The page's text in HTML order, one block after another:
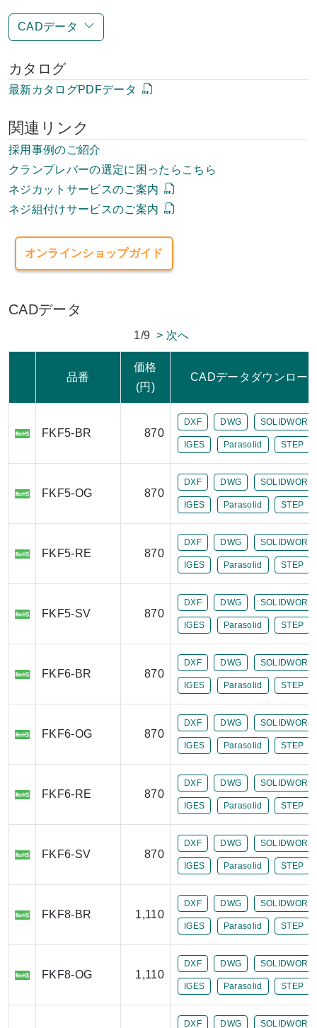
CADデータ
カタログ
最新カタログPDFデータ
関連リンク
採用事例のご紹介
クランプレバーの選定に困ったらこちら
ネジカットサービスのご案内
ネジ組付けサービスのご案内
オンラインショップガイド
CADデータ
1/9 > 次へ
品番
価格
(円)
CADデータダウンロー
FKF5-BR 870
DXF DWG
IGES Parasolid STEP
FKF5-OG 870
DXF DWG
IGES Parasolid STEP
FKF5-RE 870
DXF DWG
IGES Parasolid STEP
FKF5-SV 870
DXF DWG
IGES Parasolid STEP
FKF6-BR 870
DXF DWG
IGES Parasolid STEP
FKF6-OG 870
DXF DWG
IGES Parasolid STEP
FKF6-RE 870
DXF DWG
IGES Parasolid STEP
FKF6-SV 870
DXF DWG
IGES Parasolid STEP
FKF8-BR 1,110
DXF DWG
IGES Parasolid STEP
FKF8-OG 1,110
DXF DWG
IGES Parasolid STEP
DXF DWG